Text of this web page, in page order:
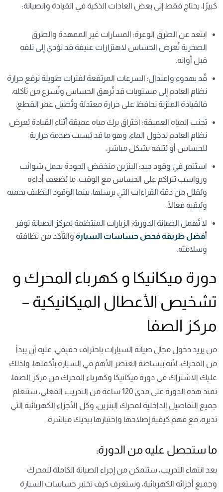
كبيرًا، يحتاج فقط إلى بعض العادات الذكية في القيادة والصيانة:
ابتعد عن الطرق الوعرة: المسارات غير الممهدة والطرق
الصخرية تُعرض الحساس لاهتزازات عنيفة قد تؤدي إلى تلفه
قبل أوانه.
قُد بهدوء واعتدال: السرعات المرتفعة لفترات طويلة ترفع حرارة
نظام العادم إلى مستويات قد تُرهق الحساس وتُسرع من تآكله،
فالقيادة المتزنة تحافظ على حرارة معتدلة وتُطيل عمر القطع.
تجنب المياه العميقة: اختراق برك مياه عميقة أثناء القيادة يُعرض
نظام العادم لدخول الماء، وهو ما قد يُسبب صدمة حرارية
للحساس أو يُتلفه بشكل مباشر.
استثمر في وقود جيد: البنزين منخفض الجودة يحمل شوائب
ورواسب تتراكم على الحساس مع الوقت، ما يُضعف أداءه
ويُقلل من دقة القراءات التي يرسلها، بينما الوقود النظيف يحميه
ويُبقيه فعالًا.
لا تُهمل الصيانة الدورية: الزيارات المنتظمة لمركز الصيانة توفر
أفضل طريقة فحص حساسات السيارة والتأكد من نظافته
وسلامته.
دورة ميكانيكا و كهرباء المحرك و
تشخيص الأعطال الميكانيكية –
مركز الصفا
من يريد دخول مجال صيانة السيارات باحتراف حقيقي، عليه أن يبدأ
من المحرك، لأنه ببساطة العنصر الأهم في السيارة بأكملها، ولذلك
عليك الاشتراك في دورة ميكانيكا وكهرباء المحرك من مركز الصفا،
تمتد هذه الدورة على مدى 120 ساعة من التدريب الفعلي، ستتعلم
جميع التفاصيل الداخلية لمحرك البنزين، وكل الأجزاء الكهربائية التي
تديره، مع فهم كيفية إصلاحها واختبارها بيديك مباشرة.
ما ستحصل عليه من الدورة:
بعد انتهاء التدريب، ستتمكن من إجراء الصيانة الكاملة للمحرك
وجميع أجزائه الكهربائية، وستعرف كيف تختبر حساسات السيارة